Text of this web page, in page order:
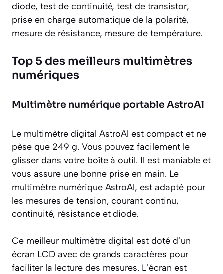
diode, test de continuité, test de transistor,
prise en charge automatique de la polarité,
mesure de résistance, mesure de température.
Top 5 des meilleurs multimètres
numériques
Multimètre numérique portable AstroAl
Le multimètre digital AstroAl est compact et ne
pèse que 249 g. Vous pouvez facilement le
glisser dans votre boîte à outil. Il est maniable et
vous assure une bonne prise en main. Le
multimètre numérique AstroAl, est adapté pour
les mesures de tension, courant continu,
continuité, résistance et diode.
Ce meilleur multimètre digital est doté d’un
écran LCD avec de grands caractères pour
faciliter la lecture des mesures. L’écran est